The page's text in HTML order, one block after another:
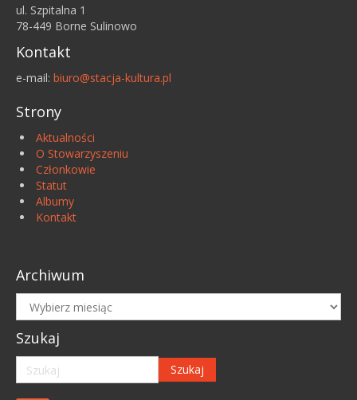
ul. Szpitalna 1
78-449 Borne Sulinowo
Kontakt
e-mail: biuro@stacja-kultura.pl
Strony
Aktualności
O Stowarzyszeniu
Członkowie
Statut
Albumy
Kontakt
Archiwum
Archiwum
Szukaj